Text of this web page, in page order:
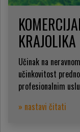
KRAJOLIKA
Učinak na
učinkovitost
profesionalnim
» nastavi čitati